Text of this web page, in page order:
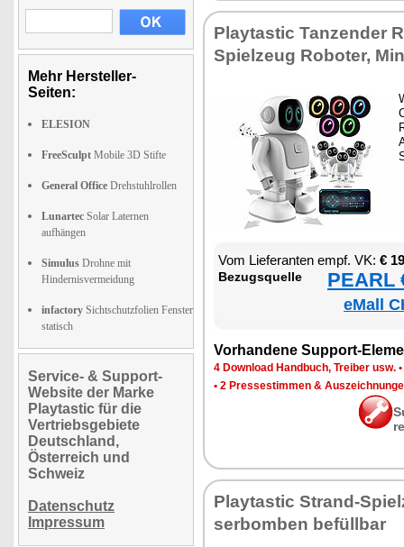
Mehr Hersteller-
Seiten:
ELESION
FreeSculpt Mobile 3D Stifte
General Office Drehstuhlrollen
Lunartec Solar Laternen
aufhängen
Simulus Drohne mit
Hindernisvermeidung
infactory Sichtschutzfolien Fenster
statisch
Service- & Support-
Website der Marke
Playtastic für die
Vertriebsgebiete
Deutschland,
Österreich und
Schweiz
Datenschutz
Impressum
Play­tas­tic Tan­zen­der
Spiel­zeug Ro­bo­ter,
Vom Lie­fe­ran­ten empf. VK: €
Be­zugs­quel­le PEARL
eMall
Vor­han­de­ne Sup­port-
4 Down­load Hand­buch, Trei­ber usw. •
• 2 Pres­se­stim­men &
Play­tas­tic Strand-
ser­bom­ben be­füll­bar